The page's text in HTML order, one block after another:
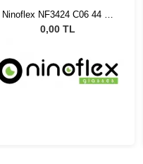
Ninoflex NF3424 C06 44 16
128
0,00 TL